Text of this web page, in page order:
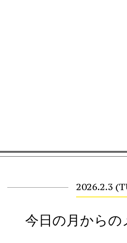
2026.2.3
今日の月からの